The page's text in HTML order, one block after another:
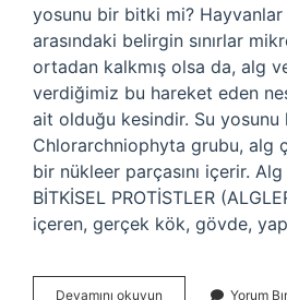
yosunu bir bitki mi?
arasındaki belirgin sınırlar
ortadan kalkmış olsa da, alg
verdiğimiz bu hareket eden
ait olduğu kesindir. Su yosunu
Chlorarchniophyta grubu, alg
bir nükleer parçasını içerir.
BİTKİSEL PROTİSTLER
içeren, gerçek kök, gövde,
Devamını okuyun Yorum